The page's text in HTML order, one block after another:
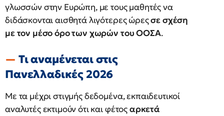
γλωσσών στην Ευρώπη, με τους μαθητές να
διδάσκονται αισθητά λιγότερες ώρεςσε σχέση
με τον μέσο όρο των χωρών του ΟΟΣΑ.
Τι αναμένεται στις
Πανελλαδικές 2026
Με τα μέχρι στιγμής δεδομένα, εκπαιδευτικοί
αναλυτές εκτιμούν ότι και φέτοςαρκετά